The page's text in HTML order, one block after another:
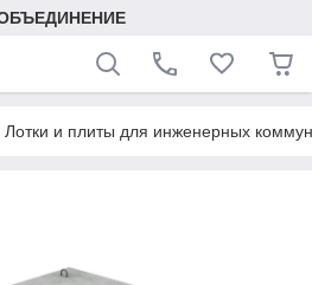
Лотки и плиты для инженерных